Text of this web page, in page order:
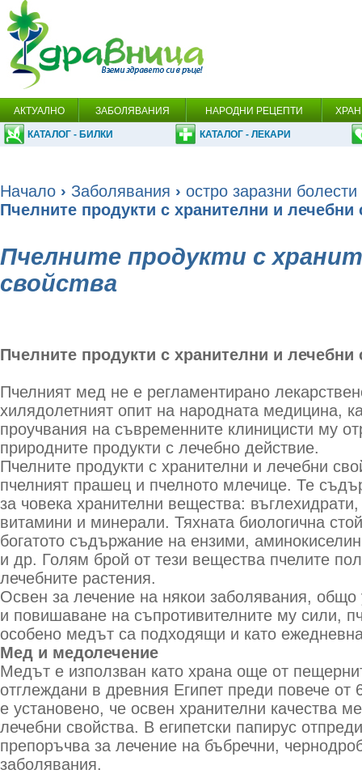
АКТУАЛНО ЗАБОЛЯВАНИЯ НАРОДНИ РЕЦЕПТИ
КАТАЛОГ - БИЛКИ КАТАЛОГ - ЛЕКАРИ
Начало › Заболявания › остро заразни болести
Пчелните продукти с хранителни и лечебни
Пчелните продукти с
свойства
Пчелните продукти с хранителни и лечебни
Пчелният мед не е регламентирано
хилядолетният опит на народната медицина,
проучвания на съвременните клиницисти му
природните продукти с лечебно действие.
Пчелните продукти с хранителни и лечебни
пчелният прашец и пчелното млечице. Те
за човека хранителни вещества:
витамини и минерали. Тяхната биологична
богатото съдържание на ензими,
и др. Голям брой от тези вещества пчелите
лечебните растения.
Освен за лечение на някои заболявания, общо
и повишаване на съпротивителните му сили,
особено медът са подходящи и като
Мед и медолечение
Медът е използван като храна още от
отглеждани в древния Египет преди повече
е установено, че освен хранителни качества
лечебни свойства. В египетски папирус
препоръчва за лечение на бъбречни,
заболявания.